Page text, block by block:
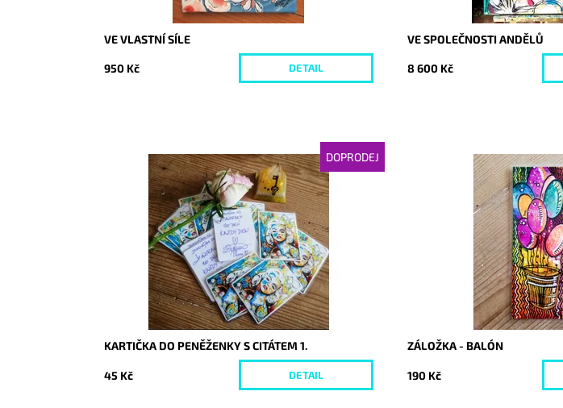
VE VLASTNÍ SÍLE
950 Kč DETAIL
VE SPOLEČNOSTI ANDĚLŮ
8 600 Kč
DOPRODEJ
Dostupnost:
Vyprodáno
3228
KARTIČKA DO PENĚŽENKY S CITÁTEM 1.
45 Kč DETAIL
Vyprodáno
956
ZÁLOŽKA - BALÓN
190 Kč